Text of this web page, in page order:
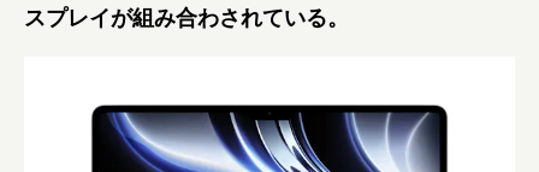
スプレイが組み合わされている。